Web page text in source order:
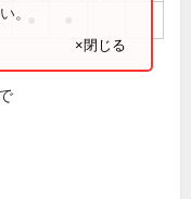
。
×閉じる